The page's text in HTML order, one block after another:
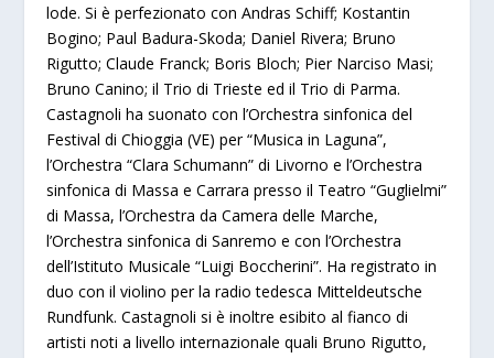
lode. Si è perfezionato con Andras Schiff; Kostantin
Bogino; Paul Badura-Skoda; Daniel Rivera; Bruno
Rigutto; Claude Franck; Boris Bloch; Pier Narciso Masi;
Bruno Canino; il Trio di Trieste ed il Trio di Parma.
Castagnoli ha suonato con l’Orchestra sinfonica del
Festival di Chioggia (VE) per “Musica in Laguna”,
l’Orchestra “Clara Schumann” di Livorno e l’Orchestra
sinfonica di Massa e Carrara presso il Teatro “Guglielmi”
di Massa, l’Orchestra da Camera delle Marche,
l’Orchestra sinfonica di Sanremo e con l’Orchestra
dell’Istituto Musicale “Luigi Boccherini”. Ha registrato in
duo con il violino per la radio tedesca Mitteldeutsche
Rundfunk. Castagnoli si è inoltre esibito al fianco di
artisti noti a livello internazionale quali Bruno Rigutto,